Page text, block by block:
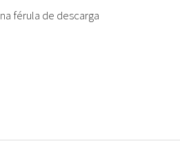
férula de descarga